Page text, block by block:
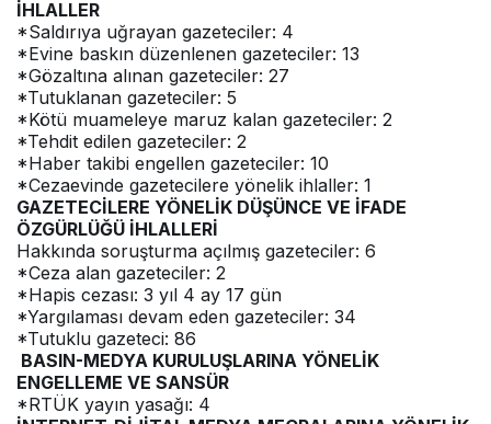
İHLALLER
*Saldırıya uğrayan gazeteciler: 4
*Evine baskın düzenlenen gazeteciler: 13
*Gözaltına alınan gazeteciler: 27
*Tutuklanan gazeteciler: 5
*Kötü muameleye maruz kalan gazeteciler: 2
*Tehdit edilen gazeteciler: 2
*Haber takibi engellen gazeteciler: 10
*Cezaevinde gazetecilere yönelik ihlaller: 1
GAZETECİLERE YÖNELİK DÜŞÜNCE VE İFADE
ÖZGÜRLÜĞÜ İHLALLERİ
Hakkında soruşturma açılmış gazeteciler: 6
*Ceza alan gazeteciler: 2
*Hapis cezası: 3 yıl 4 ay 17 gün
*Yargılaması devam eden gazeteciler: 34
*Tutuklu gazeteci: 86
BASIN-MEDYA KURULUŞLARINA YÖNELİK
ENGELLEME VE SANSÜR
*RTÜK yayın yasağı: 4